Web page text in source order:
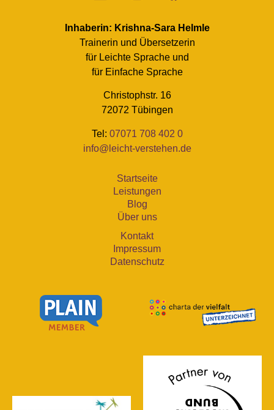
Inhaberin: Krishna-Sara Helmle
Trainerin und Übersetzerin
für Leichte Sprache und
für Einfache Sprache
Christophstr. 16
72072 Tübingen
Tel: 07071 708 402 0
info@leicht-verstehen.de
Startseite
Leistungen
Blog
Über uns
Kontakt
Impressum
Datenschutz